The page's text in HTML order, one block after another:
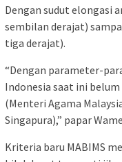
Dengan sudut elongasi
sembilan derajat)
tiga derajat).
“Dengan parameter-
Indonesia saat ini belum
(Menteri Agama
Singapura),” papar
Kriteria baru MABIMS